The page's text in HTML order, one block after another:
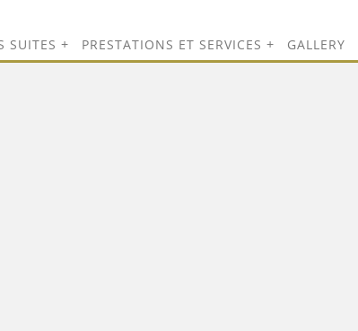
SUITES PRESTATIONS ET SERVICES GALLERY